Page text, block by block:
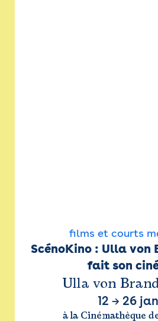
films et courts
ScénoKino : Ulla von
fait son
Ulla von
12 → 26
à la Cinémathèque